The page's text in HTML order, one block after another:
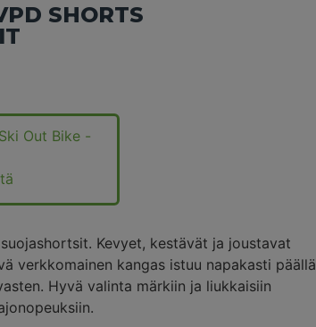
SHORTS
Ski Out Bike -
Kevyet, kestävät ja joustavat
verkkomainen kangas istuu napakasti päällä
Hyvä valinta märkiin ja liukkaisiin